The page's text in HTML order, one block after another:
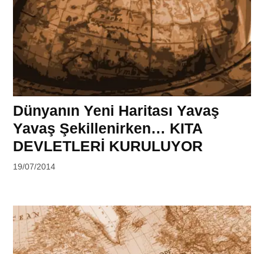
Dünyanın Yeni Haritası Yavaş
Yavaş Şekillenirken… KITA
DEVLETLERİ KURULUYOR
by
19/07/2014